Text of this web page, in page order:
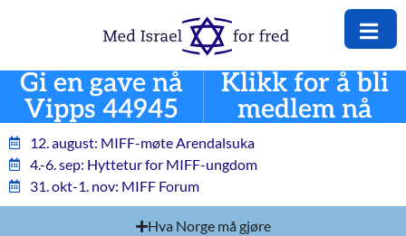
Gi en gave nå
Vipps 44945
Klikk for å bli
medlem nå
12. august: MIFF-møte Arendalsuka
4.-6. sep: Hyttetur for MIFF-ungdom
31. okt-1. nov: MIFF Forum
Hva Norge må gjøre